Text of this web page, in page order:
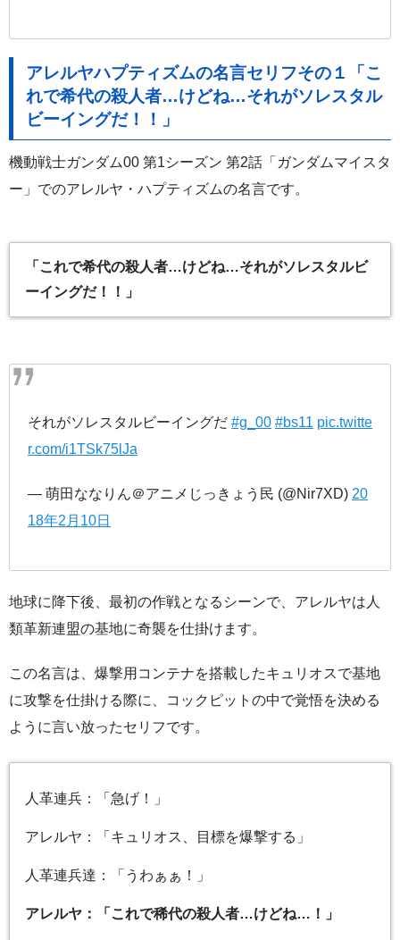
アレルヤハプティズムの名言セリフその１「こ
れで希代の殺人者…けどね…それがソレスタル
ビーイングだ！！」
機動戦士ガンダム00 第1シーズン 第2話「ガンダムマイスタ
ー」でのアレルヤ・ハプティズムの名言です。
「これで希代の殺人者…けどね…それがソレスタルビ
ーイングだ！！」
それがソレスタルビーイングだ #g_00 #bs11 pic.twitte
r.com/i1TSk75lJa
— 萌田ななりん＠アニメじっきょう民 (@Nir7XD) 20
18年2月10日
地球に降下後、最初の作戦となるシーンで、アレルヤは人
類革新連盟の基地に奇襲を仕掛けます。
この名言は、爆撃用コンテナを搭載したキュリオスで基地
に攻撃を仕掛ける際に、コックピットの中で覚悟を決める
ように言い放ったセリフです。
人革連兵：「急げ！」
アレルヤ：「キュリオス、目標を爆撃する」
人革連兵達：「うわぁぁ！」
アレルヤ：「これで稀代の殺人者…けどね…！」